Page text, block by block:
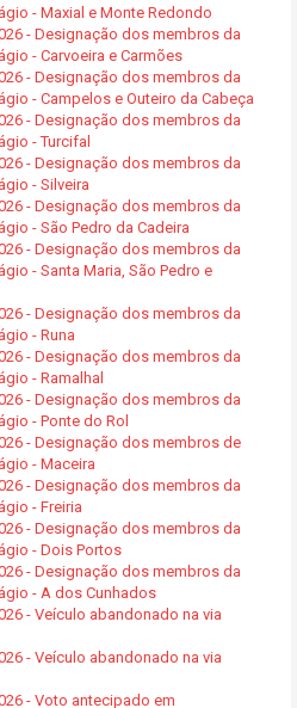
- Maxial e Monte Redondo
- Designação dos membros da
- Carvoeira e Carmões
- Designação dos membros da
- Campelos e Outeiro da Cabeça
- Designação dos membros da
- Turcifal
- Designação dos membros da
- Silveira
- Designação dos membros da
- São Pedro da Cadeira
- Designação dos membros da
- Santa Maria, São Pedro e
- Designação dos membros da
- Runa
- Designação dos membros da
- Ramalhal
- Designação dos membros da
- Ponte do Rol
- Designação dos membros de
- Maceira
- Designação dos membros da
- Freiria
- Designação dos membros da
- Dois Portos
- Designação dos membros da
- A dos Cunhados
- Veículo abandonado na via
- Veículo abandonado na via
- Voto antecipado em